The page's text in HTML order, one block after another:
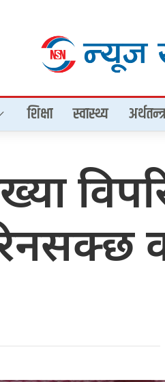
शिक्षा स्वास्थ्य अर्थतन्त्र